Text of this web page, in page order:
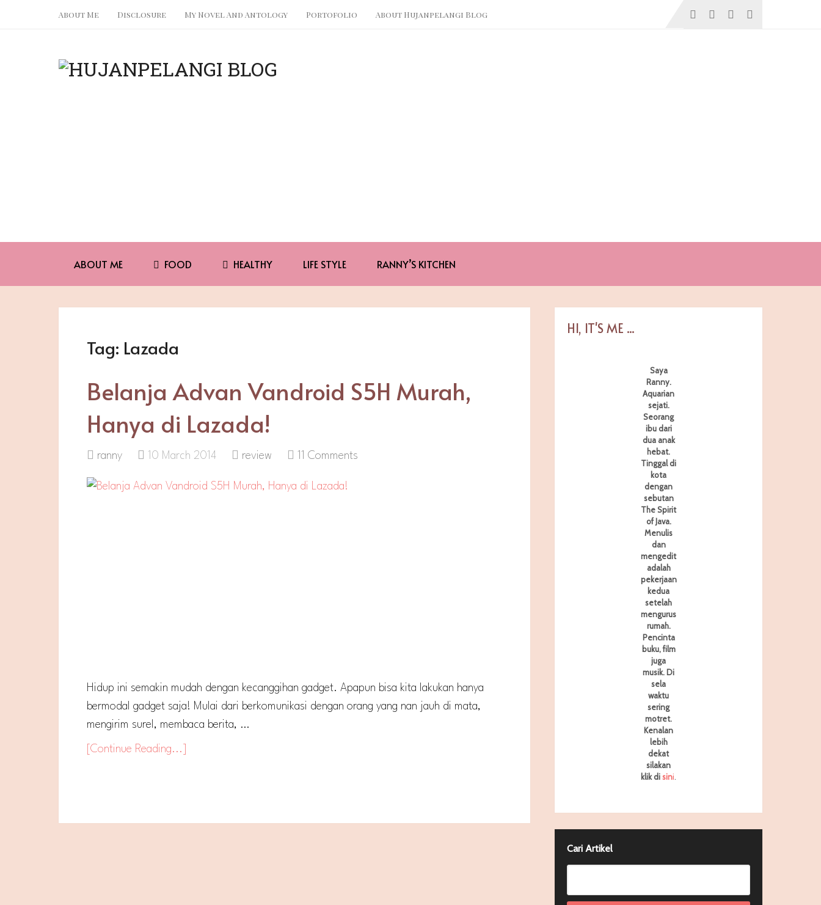
About Me Disclosure My Novel And Antology Portofolio About Hujanpelangi Blog
ABOUT ME FOOD HEALTHY LIFE STYLE RANNY’S KITCHEN
Tag: Lazada
Belanja Advan Vandroid S5H Murah,
Hanya di Lazada!
ranny 10 March 2014 review 11 Comments
Hidup ini semakin mudah dengan kecanggihan gadget. Apapun bisa kita lakukan hanya
bermodal gadget saja! Mulai dari berkomunikasi dengan orang yang nan jauh di mata,
mengirim surel, membaca berita, …
[Continue Reading...]
HI, IT'S ME ...
Saya
Ranny.
Aquarian
sejati.
Seorang
ibu dari
dua anak
hebat.
Tinggal di
kota
dengan
sebutan
The Spirit
of Java.
Menulis
dan
mengedit
adalah
pekerjaan
kedua
setelah
mengurus
rumah.
Pencinta
buku, film
juga
musik. Di
sela
waktu
sering
motret.
Kenalan
lebih
dekat
silakan
klik disini
Cari Artikel